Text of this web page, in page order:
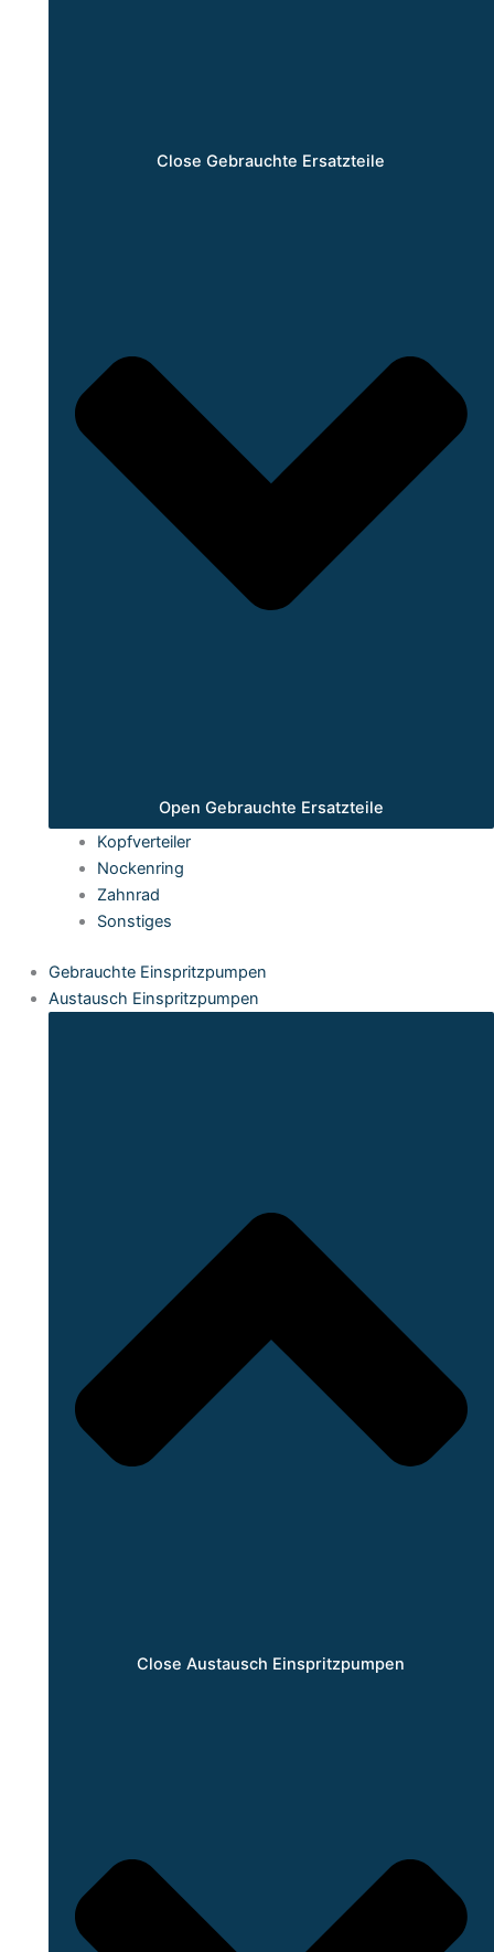
Close Gebrauchte Ersatzteile
Open Gebrauchte Ersatzteile
Kopfverteiler
Nockenring
Zahnrad
Sonstiges
Gebrauchte Einspritzpumpen
Austausch Einspritzpumpen
Close Austausch Einspritzpumpen